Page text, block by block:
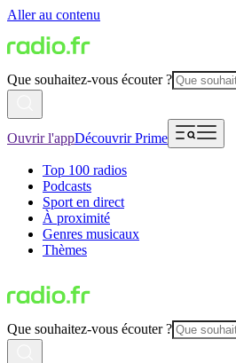
Aller au contenu
Que souhaitez-vous écouter ?
Ouvrir l'appDécouvrir Prime
Top 100 radios
Podcasts
Sport en direct
À proximité
Genres musicaux
Thèmes
Que souhaitez-vous écouter ?